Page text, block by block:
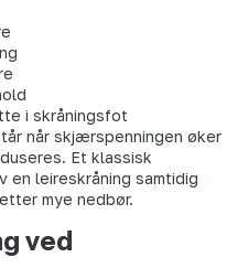
i skråningsfot
når skjærspenningen øker
Et klassisk
en leireskråning samtidig
mye nedbør.
ved